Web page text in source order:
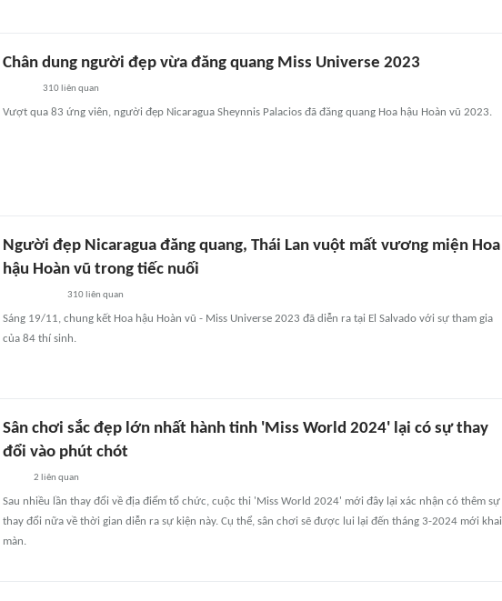
Chân dung người đẹp vừa đăng quang Miss Universe 2023
310 liên quan
Vượt qua 83 ứng viên, người đẹp Nicaragua Sheynnis Palacios đã đăng quang Hoa hậu Hoàn vũ 2023.
Người đẹp Nicaragua đăng quang, Thái Lan vuột mất vương miện Hoa
hậu Hoàn vũ trong tiếc nuối
310liên quan
Sáng 19/11, chung kết Hoa hậu Hoàn vũ - Miss Universe 2023 đã diễn ra tại El Salvado với sự tham gia
của 84 thí sinh.
Sân chơi sắc đẹp lớn nhất hành tinh 'Miss World 2024' lại có sự thay
đổi vào phút chót
2 liên quan
Sau nhiều lần thay đổi về địa điểm tổ chức, cuộc thi 'Miss World 2024' mới đây lại xác nhận có thêm sự
thay đổi nữa về thời gian diễn ra sự kiện này. Cụ thể, sân chơi sẽ được lui lại đến tháng 3-2024 mới khai
màn.